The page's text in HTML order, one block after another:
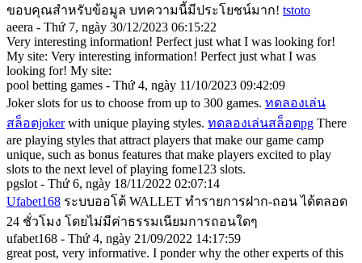
ขอบคุณสำหรับข้อมูล บทความนี้มีประโยชน์มาก! tstoto
aeera - Thứ 7, ngày 30/12/2023 06:15:22
Very interesting information! Perfect just what I was looking for!
My site: Very interesting information! Perfect just what I was
looking for! My site:
pool betting games - Thứ 4, ngày 11/10/2023 09:42:09
Joker slots for us to choose from up to 300 games. ทดลองเล่น
สล็อตjokerwith unique playing styles. ทดลองเล่นสล็อตpg There
are playing styles that attract players that make our game camp
unique, such as bonus features that make players excited to play
slots to the next level of playing fome123 slots.
pgslot - Thứ 6, ngày 18/11/2022 02:07:14
Ufabet168 ระบบออโต้ WALLET ทำรายการฝาก-ถอน ได้ตลอด
24 ชั่วโมง โดยไม่มีค่าธรรมเนียมการถอนใดๆ
ufabet168 - Thứ 4, ngày 21/09/2022 14:17:59
great post, very informative. I ponder why the other experts of this